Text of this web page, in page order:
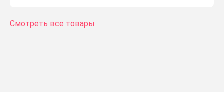
Смотреть все товары